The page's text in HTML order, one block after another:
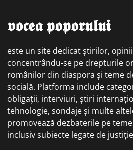
𝖛𝖔𝖈𝖊𝖆 𝖕𝖔𝖕𝖔𝖗𝖚𝖑𝖚𝖎
este un site dedicat știrilor,
concentrându-se pe drepturile
românilor din diaspora și teme
socială. Platforma include
obligații, interviuri, știri
tehnologie, sondaje și multe
promovează dezbaterile pe
inclusiv subiecte legate de